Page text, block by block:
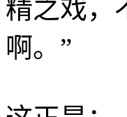
精之戏，
啊。”